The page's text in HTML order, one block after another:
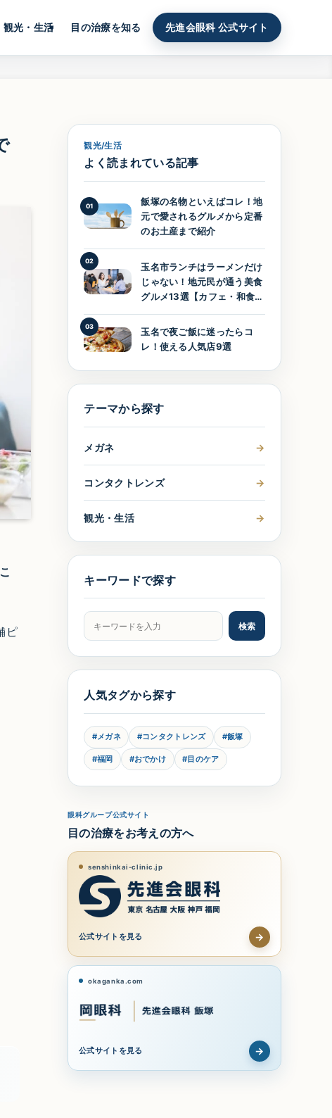
観光・生活 目の治療を知る 先進会眼科 公式サイト
ピ
観光/生活
よく読まれている記事
01
飯塚の名物といえばコレ！地
元で愛されるグルメから定番
のお土産まで紹介
02
玉名市ランチはラーメンだけ
じゃない！地元民が通う美食
グルメ13選【カフェ・和食・
03
玉名で夜ご飯に迷ったらコ
レ！使える人気店9選
テーマから探す
メガネ →
コンタクトレンズ →
観光・生活 →
キーワードで探す
記事をキーワードで検索
検索
人気タグから探す
#メガネ #コンタクトレンズ #飯塚
#福岡 #おでかけ #目のケア
眼科グループ公式サイト
目の治療をお考えの方へ
senshinkai-clinic.jp
公式サイトを見る →
okaganka.com
公式サイトを見る →